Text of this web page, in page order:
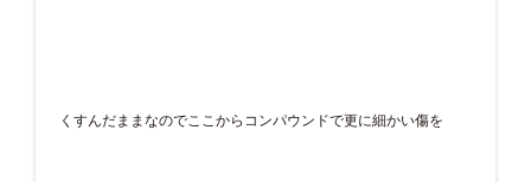
くすんだままなのでここからコンパウンドで更に細かい傷を